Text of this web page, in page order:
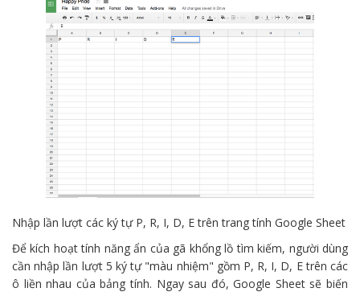
Nhập lần lượt các ký tự P, R, I, D, E trên trang tính Google Sheet
Để kích hoạt tính năng ẩn của gã khổng lồ tìm kiếm, người dùng
cần nhập lần lượt 5 ký tự "màu nhiệm" gồm P, R, I, D, E trên các
ô liền nhau của bảng tính. Ngay sau đó, Google Sheet sẽ biến